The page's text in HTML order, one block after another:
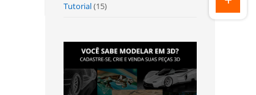
Tutorial(15)